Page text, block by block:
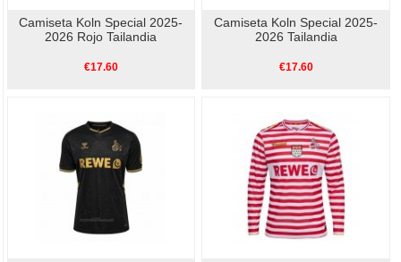
Camiseta Koln Special 2025-
2026 Rojo Tailandia
€17.60
Camiseta Koln Special 2025-
2026 Tailandia
€17.60